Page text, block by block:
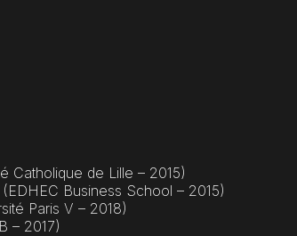
Catholique de Lille – 2015)
Business School – 2015)
Paris V – 2018)
– 2017)